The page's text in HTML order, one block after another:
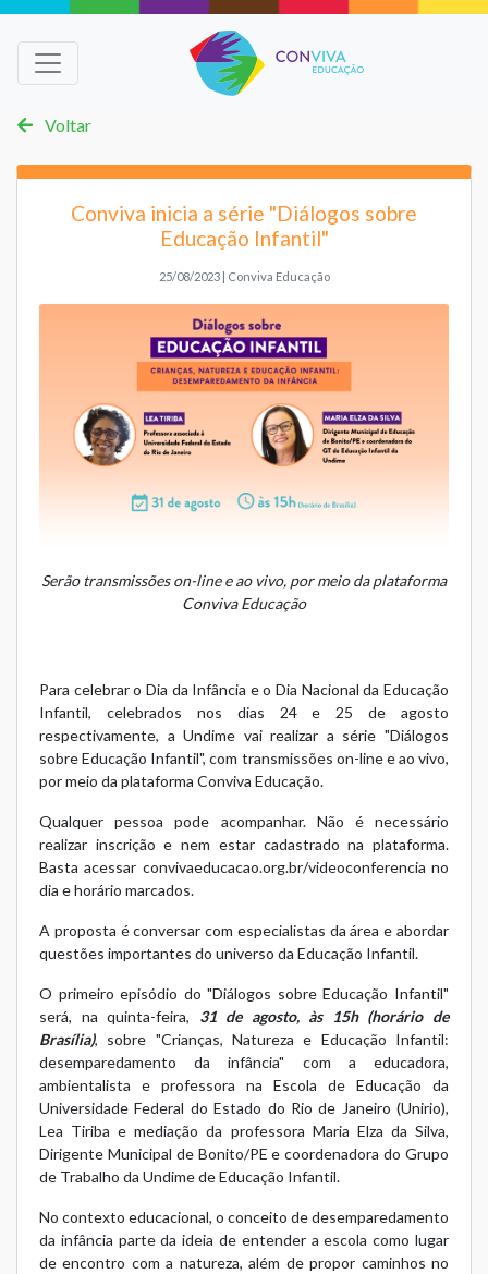
Voltar
Conviva inicia a série "Diálogos sobre
Educação Infantil"
25/08/2023 | Conviva Educação
Serão transmissões on-line e ao vivo, por meio da plataforma
Conviva Educação
Para celebrar o Dia da Infância e o Dia Nacional da Educação
Infantil, celebrados nos dias 24 e 25 de agosto
respectivamente, a Undime vai realizar a série "Diálogos
sobre Educação Infantil", com transmissões on-line e ao vivo,
por meio da plataforma Conviva Educação.
Qualquer pessoa pode acompanhar. Não é necessário
realizar inscrição e nem estar cadastrado na plataforma.
Basta acessar convivaeducacao.org.br/videoconferencia no
dia e horário marcados.
A proposta é conversar com especialistas da área e abordar
questões importantes do universo da Educação Infantil.
O primeiro episódio do "Diálogos sobre Educação Infantil"
será, na quinta-feira, 31 de agosto, às 15h (horário de
Brasília), sobre "Crianças, Natureza e Educação Infantil:
desemparedamento da infância" com a educadora,
ambientalista e professora na Escola de Educação da
Universidade Federal do Estado do Rio de Janeiro (Unirio),
Lea Tiriba e mediação da professora Maria Elza da Silva,
Dirigente Municipal de Bonito/PE e coordenadora do Grupo
de Trabalho da Undime de Educação Infantil.
No contexto educacional, o conceito de desemparedamento
da infância parte da ideia de entender a escola como lugar
de encontro com a natureza, além de propor caminhos no